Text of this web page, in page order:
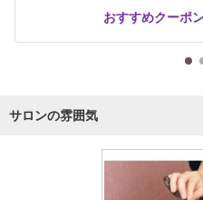
おすすめクーポ
サロンの雰囲気